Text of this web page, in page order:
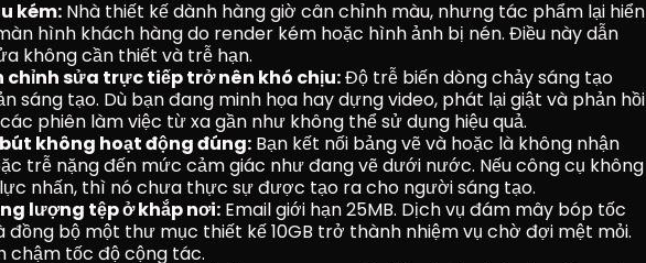
kém: Nhà thiết kế dành hàng giờ cân chỉnh màu, nhưng tác phẩm lại hiển
hình khách hàng do render kém hoặc hình ảnh bị nén. Điều này dẫn
không cần thiết và trễ hạn.
chỉnh sửa trực tiếp trở nên khó chịu: Độ trễ biến dòng chảy sáng tạo
sáng tạo. Dù bạn đang minh họa hay dựng video, phát lại giật và phản hồi
phiên làm việc từ xa gần như không thể sử dụng hiệu quả.
không hoạt động đúng: Bạn kết nối bảng vẽ và hoặc là không nhận
trễ nặng đến mức cảm giác như đang vẽ dưới nước. Nếu công cụ không
nhấn, thì nó chưa thực sự được tạo ra cho người sáng tạo.
lượng tệp ở khắp nơi: Email giới hạn 25MB. Dịch vụ đám mây bóp tốc
đồng bộ một thư mục thiết kế 10GB trở thành nhiệm vụ chờ đợi mệt mỏi.
chậm tốc độ cộng tác.